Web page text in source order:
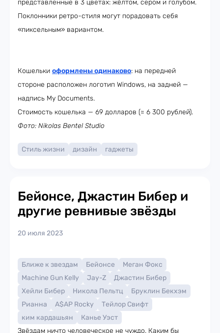
представленные в 3 цветах: жёлтом, сером и голубом.
Поклонники ретро-стиля могут порадовать себя
«пиксельным» вариантом.
Кошельки оформлены одинаково: на передней
стороне расположен логотип Windows, на задней —
надпись My Documents.
Стоимость кошелька — 69 долларов (≈ 6 300 рублей).
Фото: Nikolas Bentel Studio
Стиль жизни дизайн гаджеты
Бейонсе, Джастин Бибер и
другие ревнивые звёзды
20 июля 2023
Ближе к звездам Бейонсе
Меган Фокс
Machine Gun Kelly
Jay-Z
Джастин Бибер
Хейли Бибер
Никола Пельтц
Бруклин Бекхэм
Рианна
A$AP Rocky
Тейлор Свифт
ким кардашьян
Канье Уэст
Звёздам ничто человеческое не чуждо. Каким бы